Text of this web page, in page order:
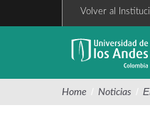
Volver al
Home / Noticias /